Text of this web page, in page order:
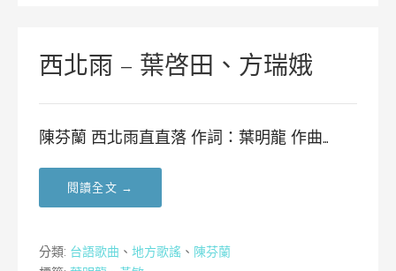
西北雨 – 葉啓田、方瑞娥
陳芬蘭 西北雨直直落 作詞：葉明龍 作曲…
閱讀全文 →
分類: 台語歌曲 、 地方歌謠 、 陳芬蘭